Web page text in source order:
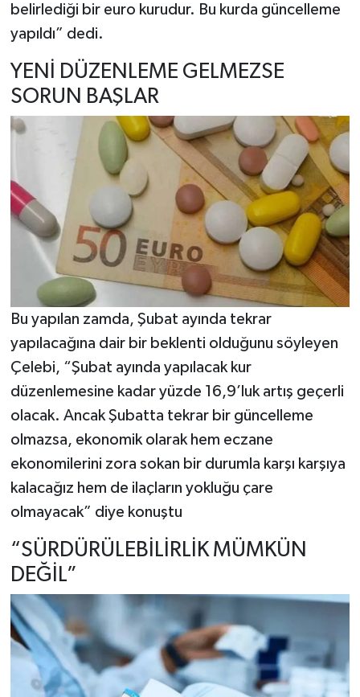
belirlediği bir euro kurudur. Bu kurda güncelleme
yapıldı” dedi.
YENİ DÜZENLEME GELMEZSE
SORUN BAŞLAR
Bu yapılan zamda, Şubat ayında tekrar
yapılacağına dair bir beklenti olduğunu söyleyen
Çelebi, “Şubat ayında yapılacak kur
düzenlemesine kadar yüzde 16,9’luk artış geçerli
olacak. Ancak Şubatta tekrar bir güncelleme
olmazsa, ekonomik olarak hem eczane
ekonomilerini zora sokan bir durumla karşı karşıya
kalacağız hem de ilaçların yokluğu çare
olmayacak” diye konuştu
“SÜRDÜRÜLEBİLİRLİK MÜMKÜN
DEĞİL”